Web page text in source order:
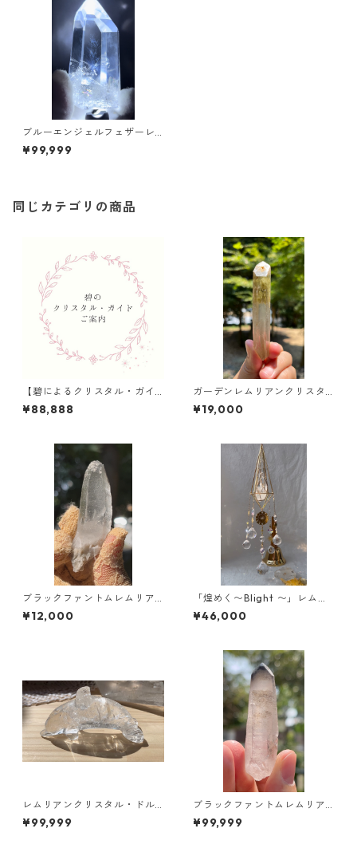
ブルーエンジェルフェザーレ
ムリアン/タワー 注※こちらは
天然石のみの販売価格です
¥99,999
同じカテゴリの商品
【碧によるクリスタル・ガイ
ド】のご案内
¥88,888
ガーデンレムリアンクリスタ
ル/ブラジル／ミナスジェライ
ス
¥19,000
ブラックファントムレムリア
ン/ブラジル /ミネスジェライ
ス
¥12,000
「煌めく〜Blight 〜」レムリ
アンクリスタル・サンキャチ
ャー/新作/2026新年特別限定
¥46,000
レムリアンクリスタル・ドル
フィン/手彫り Brazil /Bahia/
Alegre City
¥99,999
ブラックファントムレムリア
ン/ブラジル／ミナスジェライ
ス
¥99,999